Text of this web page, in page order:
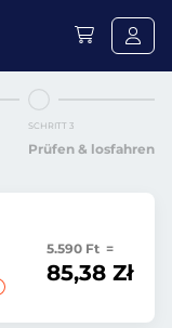
SCHRITT 3
Prüfen & losfahren
5.590 Ft =
85,38 Zł